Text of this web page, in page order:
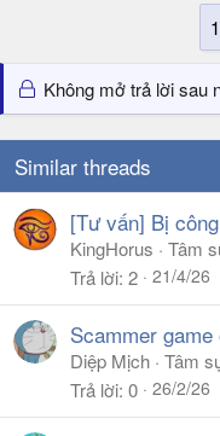
1
Không mở trả lời sau
Similar threads
[Tư vấn] Bị
KingHorus
Tâm
Trả lời 2 21/4/26
Scammer game
Diệp Mịch Tâm
Trả lời 0 26/2/26